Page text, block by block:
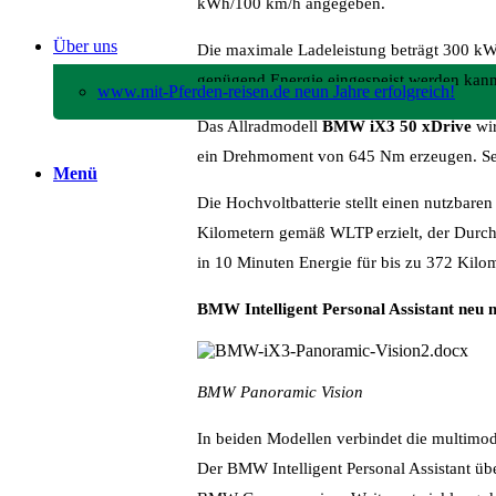
Über uns
www.mit-Pferden-reisen.de neun Jahre erfolgreich!
Menü
kWh/100 km/h angegeben.
Die maximale Ladeleistung beträgt 300
genügend Energie eingespeist werden
Das Allradmodell BMW iX3 50 xDrive
ein Drehmoment von 645 Nm erzeugen.
Die Hochvoltbatterie stellt einen
Kilometern gemäß WLTP erzielt, der
in 10 Minuten Energie für bis zu 372
BMW Intelligent Personal Assistant neu
BMW Panoramic Vision
In beiden Modellen verbindet die
Der BMW Intelligent Personal Assistant